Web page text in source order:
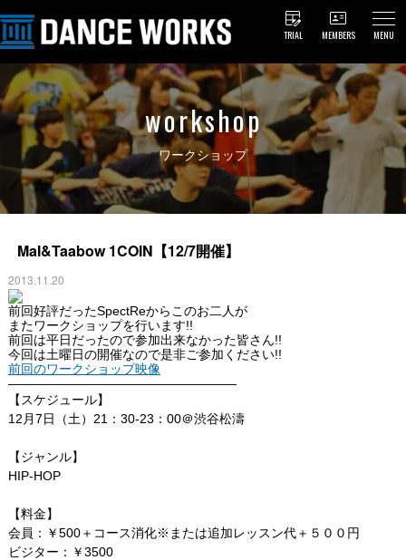
TRIAL MEMBERS MENU
workshop
ワークショップ
MaI&Taabow 1COIN【12/7開催】
2013.11.20
前回好評だったSpectReから このお二人が
またワークショップを行います!!
前回は平日だったので参加出来なかった皆さん!!
今回は土曜日の開催なので是非ご参加ください!!
前回のワークショップ映像
——————————————————
【スケジュール】
12月7日（土）21：30-23：00＠渋谷松濤
【ジャンル】
HIP-HOP
【料金】
会員：￥500＋コース消化※または追加レッスン代＋５００円
ビジター：￥3500